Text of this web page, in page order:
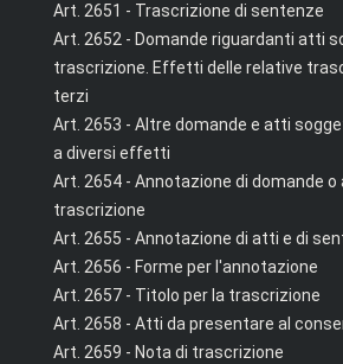
Art. 2651 - Trascrizione di sentenze
Art. 2652 - Domande riguardanti atti
trascrizione. Effetti delle relative
terzi
Art. 2653 - Altre domande e atti
a diversi effetti
Art. 2654 - Annotazione di domande
trascrizione
Art. 2655 - Annotazione di atti e di
Art. 2656 - Forme per l'annotazione
Art. 2657 - Titolo per la trascrizione
Art. 2658 - Atti da presentare al
Art. 2659 - Nota di trascrizione